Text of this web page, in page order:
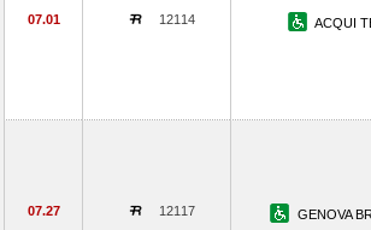
07.01 12114 ACQUI
07.27 12117 GENOVA